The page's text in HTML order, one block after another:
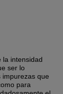
la intensidad
ser lo
que
para